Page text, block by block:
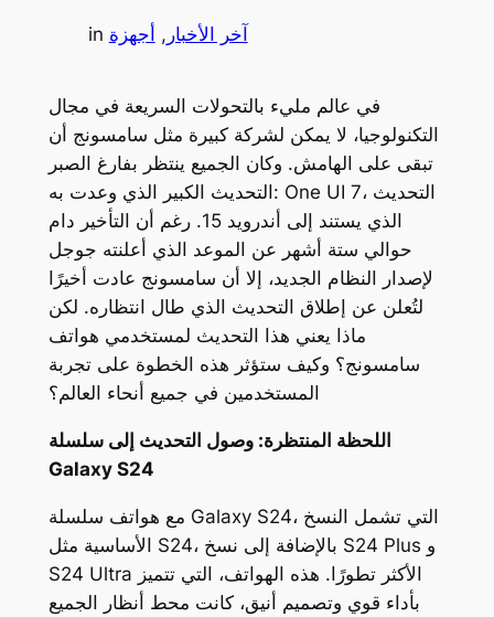
in آخر الأخبار , أجهزة
في عالم مليء بالتحولات السريعة في مجال
التكنولوجيا، لا يمكن لشركة كبيرة مثل سامسونج أن
تبقى على الهامش. وكان الجميع ينتظر بفارغ الصبر
التحديث الكبير الذي وعدت به: One UI 7، التحديث
الذي يستند إلى أندرويد 15. رغم أن التأخير دام
حوالي ستة أشهر عن الموعد الذي أعلنته جوجل
لإصدار النظام الجديد، إلا أن سامسونج عادت أخيرًا
لتُعلن عن إطلاق التحديث الذي طال انتظاره. لكن
ماذا يعني هذا التحديث لمستخدمي هواتف
سامسونج؟ وكيف ستؤثر هذه الخطوة على تجربة
المستخدمين في جميع أنحاء العالم؟
اللحظة المنتظرة: وصول التحديث إلى سلسلة
Galaxy S24
مع هواتف سلسلة Galaxy S24، التي تشمل النسخ
الأساسية مثل S24، بالإضافة إلى نسخ S24 Plus و
S24 Ultra الأكثر تطورًا. هذه الهواتف، التي تتميز
بأداء قوي وتصميم أنيق، كانت محط أنظار الجميع